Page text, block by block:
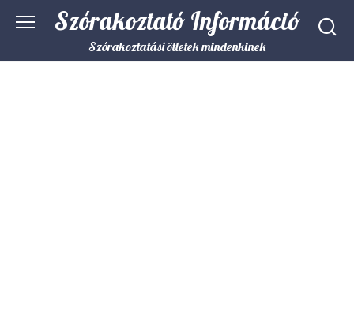
Szórakoztató Információ
Szórakoztatási ötletek mindenkinek